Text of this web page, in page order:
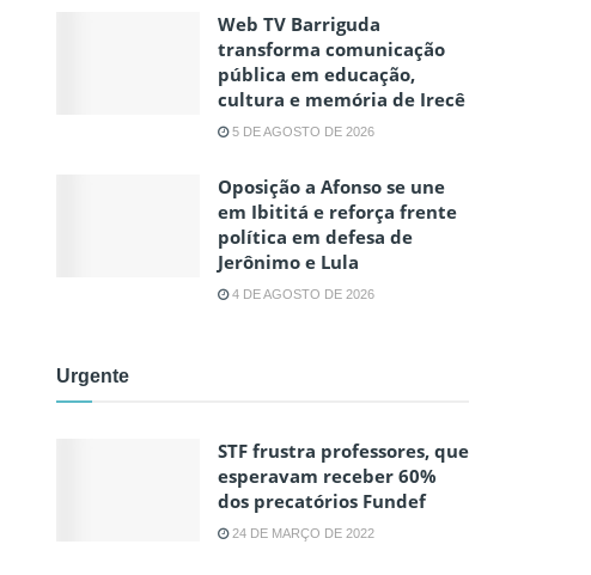
Web TV Barriguda
transforma comunicação
pública em educação,
cultura e memória de Irecê
5 DE AGOSTO DE 2026
Oposição a Afonso se une
em Ibititá e reforça frente
política em defesa de
Jerônimo e Lula
4 DE AGOSTO DE 2026
Urgente
STF frustra professores, que
esperavam receber 60%
dos precatórios Fundef
24 DE MARÇO DE 2022